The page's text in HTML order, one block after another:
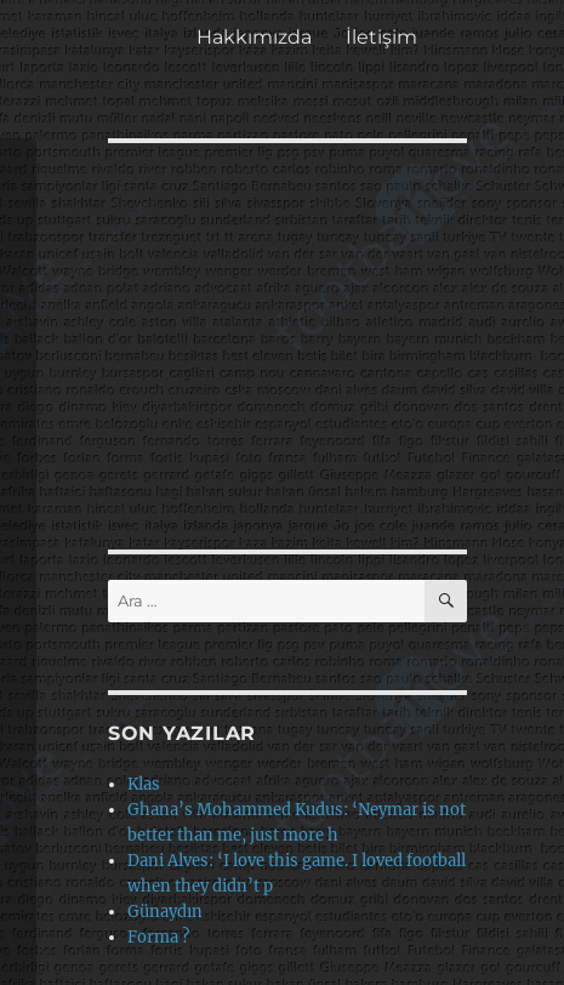
Hakkımızda İletişim
Ara: ARA
SON YAZILAR
Klas
Ghana’s Mohammed Kudus: ‘Neymar is not
better than me, just more h
Dani Alves: ‘I love this game. I loved football
when they didn’t p
Günaydın
Forma ?